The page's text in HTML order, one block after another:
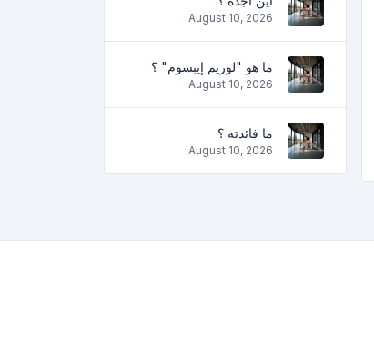
August 10, 2026
ما هو "لوريم إيبسوم" ؟
August 10, 2026
ما فائدته ؟
August 10, 2026